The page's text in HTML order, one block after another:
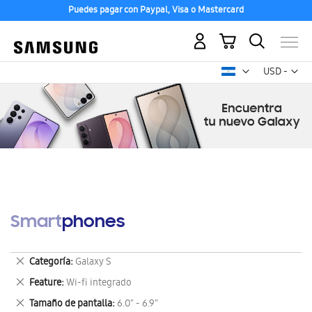
Puedes pagar con Paypal, Visa o Mastercard
USD -
dólar
Mi carrito
Smartphones
Categoría Galaxy S
Eliminar
este
artículo
Feature Wi-fi integrado
Eliminar
este
Tamaño de pantalla 6.0" - 6.9"
Eliminar